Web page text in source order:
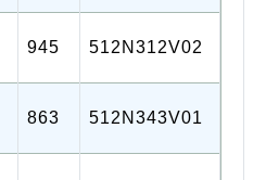
945 512N312V02
863 512N343V01